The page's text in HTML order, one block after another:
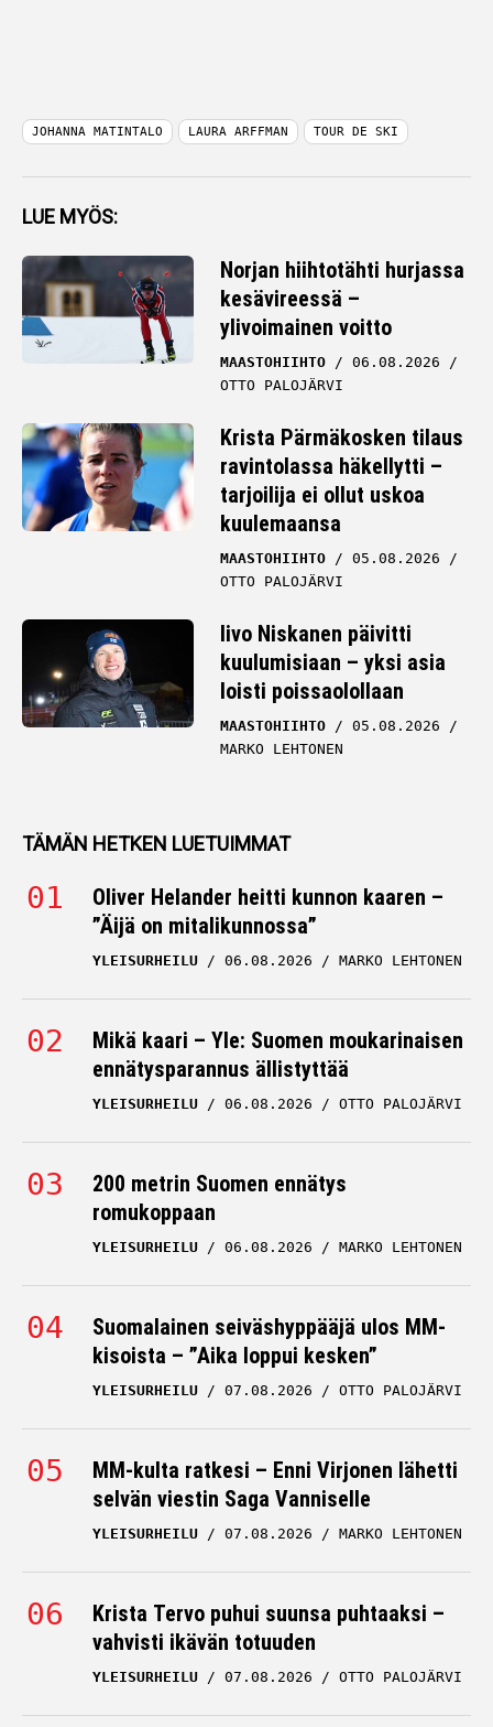
JOHANNA MATINTALO LAURA ARFFMAN TOUR DE SKI
LUE MYÖS:
Norjan hiihtotähti hurjassa
kesävireessä –
ylivoimainen voitto
MAASTOHIIHTO
06.08.2026
OTTO PALOJÄRVI
Krista Pärmäkosken tilaus
ravintolassa häkellytti –
tarjoilija ei ollut uskoa
kuulemaansa
MAASTOHIIHTO
05.08.2026
OTTO PALOJÄRVI
Iivo Niskanen päivitti
kuulumisiaan – yksi asia
loisti poissaolollaan
MAASTOHIIHTO
05.08.2026
MARKO LEHTONEN
TÄMÄN HETKEN LUETUIMMAT
Oliver Helander heitti kunnon kaaren –
”Äijä on mitalikunnossa”
YLEISURHEILU 06.08.2026 MARKO LEHTONEN
Mikä kaari – Yle: Suomen moukarinaisen
ennätysparannus ällistyttää
YLEISURHEILU 06.08.2026 OTTO PALOJÄRVI
200 metrin Suomen ennätys
romukoppaan
YLEISURHEILU 06.08.2026 MARKO LEHTONEN
Suomalainen seiväshyppääjä ulos MM-
kisoista – ”Aika loppui kesken”
YLEISURHEILU 07.08.2026 OTTO PALOJÄRVI
MM-kulta ratkesi – Enni Virjonen lähetti
selvän viestin Saga Vanniselle
YLEISURHEILU 07.08.2026 MARKO LEHTONEN
Krista Tervo puhui suunsa puhtaaksi –
vahvisti ikävän totuuden
YLEISURHEILU 07.08.2026 OTTO PALOJÄRVI